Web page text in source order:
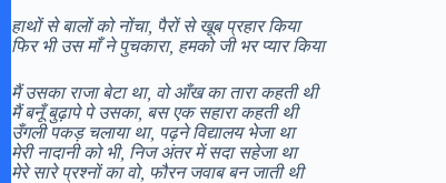
हाथों से बालों को नोंचा, पैरों से खूब प्रहार किया
फिर भी उस माँ ने पुचकारा, हमको जी भर प्यार किया
मैं उसका राजा बेटा था, वो आँख का तारा कहती थी
मैं बनूँ बुढ़ापे पे उसका, बस एक सहारा कहती थी
उँगली पकड़ चलाया था, पढ़ने विद्यालय भेजा था
मेरी नादानी को भी, निज अंतर में सदा सहेजा था
मेरे सारे प्रश्नों का वो, फौरन जवाब बन जाती थी